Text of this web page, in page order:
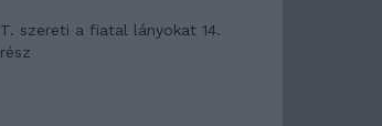
T. szereti a fiatal lányokat 14.
rész